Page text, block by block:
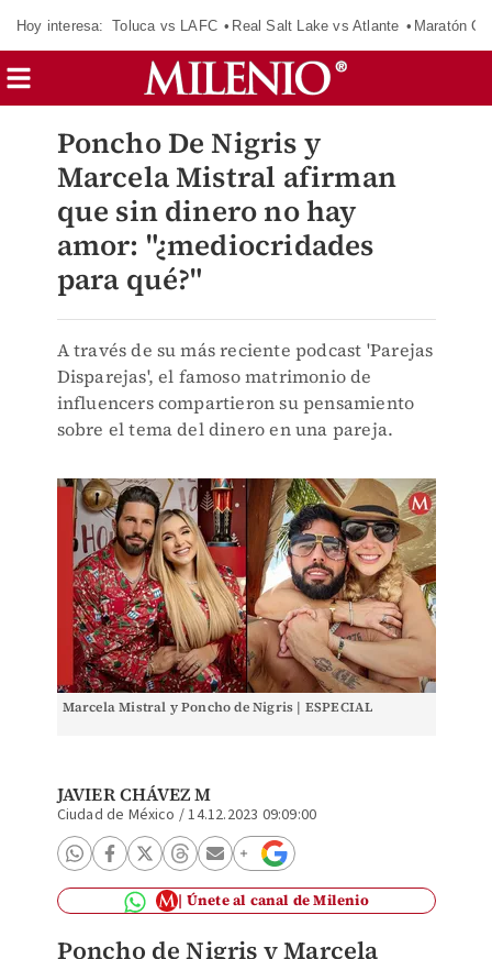
Hoy interesa: Toluca vs LAFC Real Salt Lake vs Atlante Maratón
Poncho De Nigris y
Marcela Mistral afirman
que sin dinero no hay
amor: "¿mediocridades
para qué?"
A través de su más reciente podcast 'Parejas
Disparejas', el famoso matrimonio de
influencers compartieron su pensamiento
sobre el tema del dinero en una pareja.
Marcela Mistral y Poncho de Nigris | ESPECIAL
JAVIER CHÁVEZ M
Ciudad de México /14.12.2023 09:09:00
Únete al canal de Milenio
Poncho de Nigris y Marcela